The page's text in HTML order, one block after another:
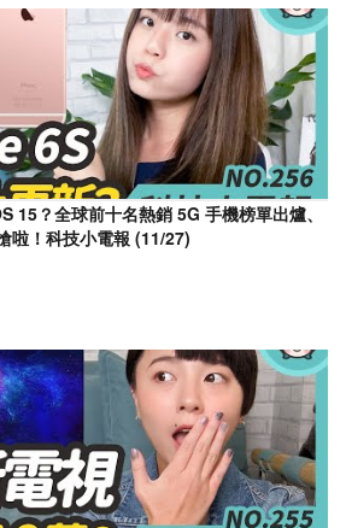
15？全球前十名熱銷 5G 手機榜單出爐、
啦！科技小電報 (11/27)